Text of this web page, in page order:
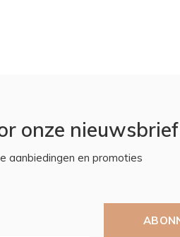
onze nieuwsbrief
aanbiedingen en promoties